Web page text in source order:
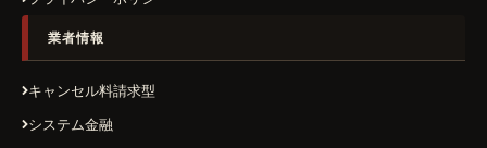
業者情報
キャンセル料請求型
システム金融